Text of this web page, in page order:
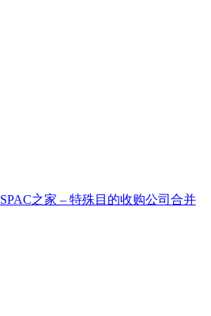
SPAC之家 – 特殊目的收购公司合并